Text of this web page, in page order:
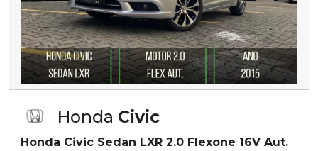
Honda Civic
Honda Civic Sedan LXR 2.0 Flexone 16V Aut.